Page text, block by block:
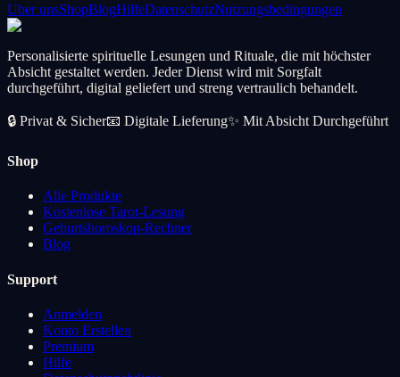
Uber unsShopBlogHilfeDatenschutzNutzungsbedingungen
Personalisierte spirituelle Lesungen und Rituale, die mit höchster
Absicht gestaltet werden. Jeder Dienst wird mit Sorgfalt
durchgeführt, digital geliefert und streng vertraulich behandelt.
🔒 Privat & Sicher📧 Digitale Lieferung✨ Mit Absicht Durchgeführt
Shop
Alle Produkte
Kostenlose Tarot-Lesung
Geburtshoroskop-Rechner
Blog
Support
Anmelden
Konto Erstellen
Premium
Hilfe